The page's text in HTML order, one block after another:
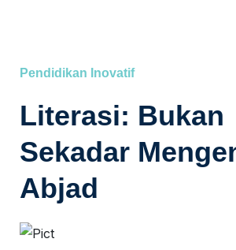
⁠Pendidikan Inovatif
Literasi: Bukan
Sekadar
Abjad